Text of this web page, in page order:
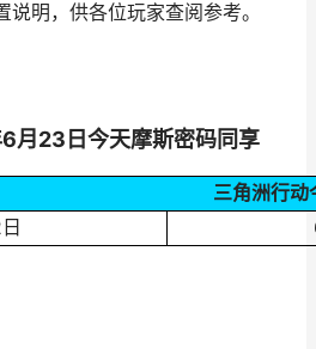
明，供各位玩家查阅参考。
月23日今天摩斯密码同享
三角洲行